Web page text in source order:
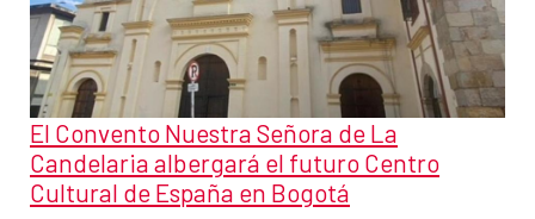
El Convento Nuestra Señora de La
Candelaria albergará el futuro Centro
Cultural de España en Bogotá